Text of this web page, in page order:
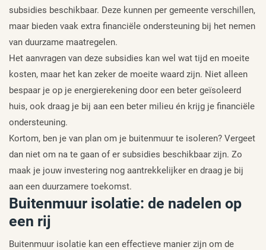
subsidies beschikbaar. Deze kunnen per gemeente verschillen,
maar bieden vaak extra financiële ondersteuning bij het nemen
van duurzame maatregelen.
Het aanvragen van deze subsidies kan wel wat tijd en moeite
kosten, maar het kan zeker de moeite waard zijn. Niet alleen
bespaar je op je energierekening door een beter geïsoleerd
huis, ook draag je bij aan een beter milieu én krijg je financiële
ondersteuning.
Kortom, ben je van plan om je buitenmuur te isoleren? Vergeet
dan niet om na te gaan of er subsidies beschikbaar zijn. Zo
maak je jouw investering nog aantrekkelijker en draag je bij
aan een duurzamere toekomst.
Buitenmuur isolatie: de nadelen op
een rij
Buitenmuur isolatie kan een effectieve manier zijn om de